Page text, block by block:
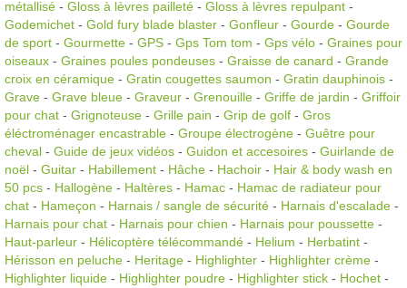
métallisé - Gloss à lèvres pailleté - Gloss à lèvres repulpant -
Godemichet - Gold fury blade blaster - Gonfleur - Gourde - Gourde
de sport - Gourmette - GPS - Gps Tom tom - Gps vélo - Graines pour
oiseaux - Graines poules pondeuses - Graisse de canard - Grande
croix en céramique - Gratin cougettes saumon - Gratin dauphinois -
Grave - Grave bleue - Graveur - Grenouille - Griffe de jardin - Griffoir
pour chat - Grignoteuse - Grille pain - Grip de golf - Gros
éléctroménager encastrable - Groupe électrogène - Guêtre pour
cheval - Guide de jeux vidéos - Guidon et accesoires - Guirlande de
noël - Guitar - Habillement - Hâche - Hachoir - Hair & body wash en
50 pcs - Hallogène - Haltères - Hamac - Hamac de radiateur pour
chat - Hameçon - Harnais / sangle de sécurité - Harnais d'escalade -
Harnais pour chat - Harnais pour chien - Harnais pour poussette -
Haut-parleur - Hélicoptère télécommandé - Helium - Herbatint -
Hérisson en peluche - Heritage - Highlighter - Highlighter crème -
Highlighter liquide - Highlighter poudre - Highlighter stick - Hochet -